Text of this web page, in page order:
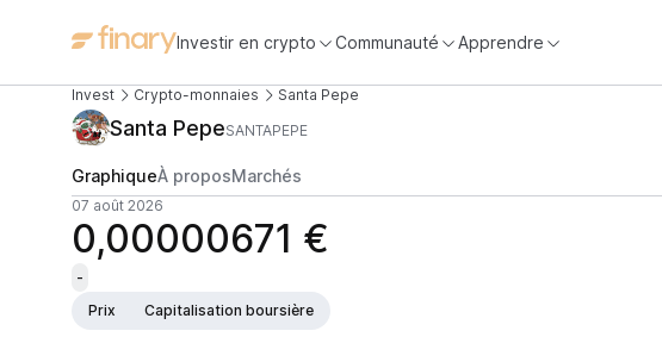
Investir en crypto Communauté Apprendre
Invest Crypto-monnaies Santa Pepe
Santa PepeSANTAPEPE
GraphiqueÀ proposMarchés
07 août 2026
0,00000671 €
-
Prix
Capitalisation boursière